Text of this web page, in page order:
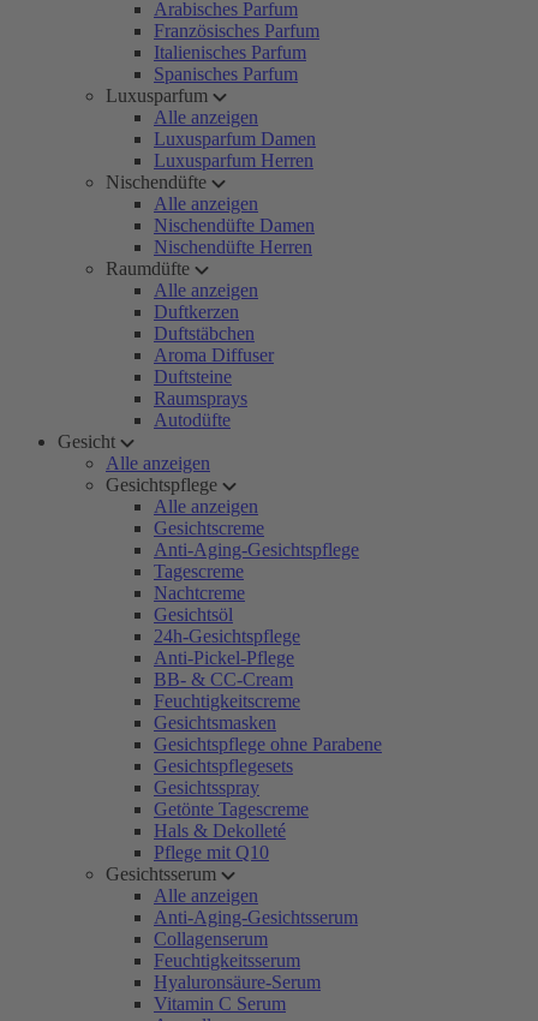
Arabisches Parfum
Französisches Parfum
Italienisches Parfum
Spanisches Parfum
Luxusparfum
Alle anzeigen
Luxusparfum Damen
Luxusparfum Herren
Nischendüfte
Alle anzeigen
Nischendüfte Damen
Nischendüfte Herren
Raumdüfte
Alle anzeigen
Duftkerzen
Duftstäbchen
Aroma Diffuser
Duftsteine
Raumsprays
Autodüfte
Gesicht
Alle anzeigen
Gesichtspflege
Alle anzeigen
Gesichtscreme
Anti-Aging-Gesichtspflege
Tagescreme
Nachtcreme
Gesichtsöl
24h-Gesichtspflege
Anti-Pickel-Pflege
BB- & CC-Cream
Feuchtigkeitscreme
Gesichtsmasken
Gesichtspflege ohne Parabene
Gesichtspflegesets
Gesichtsspray
Getönte Tagescreme
Hals & Dekolleté
Pflege mit Q10
Gesichtsserum
Alle anzeigen
Anti-Aging-Gesichtsserum
Collagenserum
Feuchtigkeitsserum
Hyaluronsäure-Serum
Vitamin C Serum